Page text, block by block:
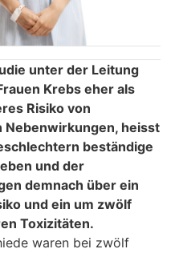
unter der Leitung
Krebs eher als
Risiko von
heisst
beständige
und der
demnach über ein
und ein um zwölf
Toxizitäten.
waren bei zwölf